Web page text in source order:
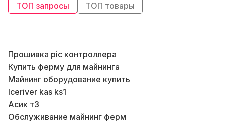
ТОП запросы ТОП товары
Прошивка pic контроллера
Купить ферму для майнинга
Майнинг оборудование купить
Iceriver kas ks1
Асик т3
Обслуживание майнинг ферм